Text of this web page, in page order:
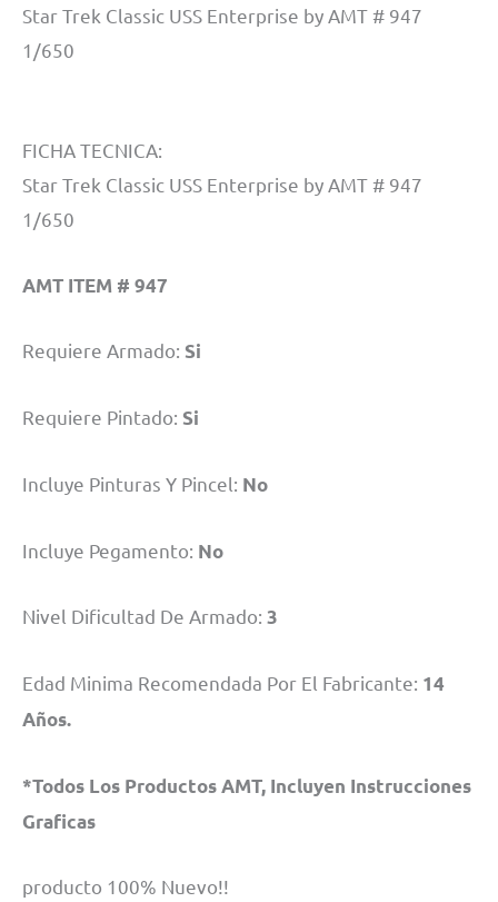
Star Trek Classic USS Enterprise by AMT # 947
1/650
FICHA TECNICA:
Star Trek Classic USS Enterprise by AMT # 947
1/650
AMT ITEM # 947
Requiere Armado: Si
Requiere Pintado: Si
Incluye Pinturas Y Pincel: No
Incluye Pegamento: No
Nivel Dificultad De Armado: 3
Edad Minima Recomendada Por El Fabricante: 14
Años.
*Todos Los Productos AMT, Incluyen Instrucciones
Graficas
producto 100% Nuevo!!